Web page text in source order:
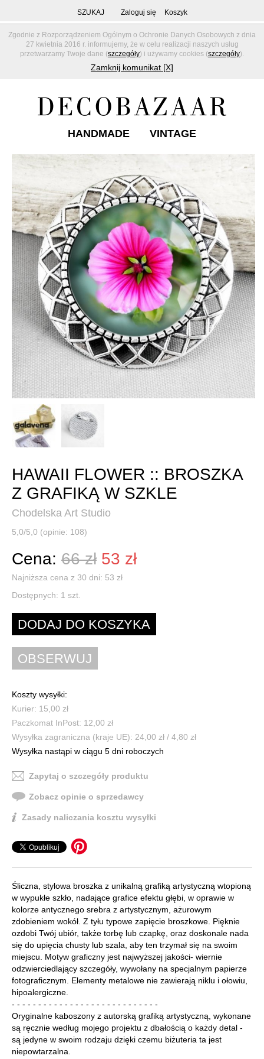
Zgodnie z Rozporządzeniem Ogólnym o Ochronie Danych Osobowych z dnia
27 kwietnia 2016 r. informujemy, że w celu realizacji naszych usług
przetwarzamy Twoje dane (szczegóły) i używamy cookies (szczegóły).
Zamknij komunikat [X]
SZUKAJ Zaloguj się Koszyk
HANDMADE VINTAGE
HAWAII FLOWER :: BROSZKA
Z GRAFIKĄ W SZKLE
Chodelska Art Studio
5,0/5,0 (opinie: 108)
Cena: 66 zł 53 zł
Najniższa cena z 30 dni: 53 zł
Dostępnych: 1 szt.
Koszty wysyłki:
Kurier: 15,00 zł
Paczkomat InPost: 12,00 zł
Wysyłka zagraniczna (kraje UE): 24,00 zł / 4,80 zł
Wysyłka nastąpi w ciągu 5 dni roboczych
Zapytaj o szczegóły produktu
Zobacz opinie o sprzedawcy
Zasady naliczania kosztu wysyłki
Śliczna, stylowa broszka z unikalną grafiką artystyczną wtopioną
w wypukłe szkło, nadające grafice efektu głębi, w oprawie w
kolorze antycznego srebra z artystycznym, ażurowym
zdobieniem wokół. Z tyłu typowe zapięcie broszkowe. Pięknie
ozdobi Twój ubiór, także torbę lub czapkę, oraz doskonale nada
się do upięcia chusty lub szala, aby ten trzymał się na swoim
miejscu. Motyw graficzny jest najwyższej jakości- wiernie
odzwierciedlający szczegóły, wywołany na specjalnym papierze
fotograficznym. Elementy metalowe nie zawierają niklu i ołowiu,
hipoalergiczne.
- - - - - - - - - - - - - - - - - - - - - - - - - - - -
Oryginalne kaboszony z autorską grafiką artystyczną, wykonane
są ręcznie według mojego projektu z dbałością o każdy detal -
są jedyne w swoim rodzaju dzięki czemu biżuteria ta jest
niepowtarzalna.